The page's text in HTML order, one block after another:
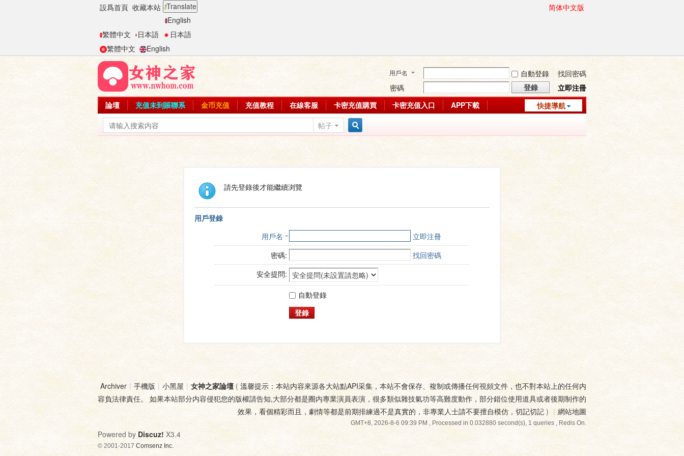
設爲首頁 收藏本站 Translate
English
繁體中文
日本語
日本語
繁體中文
English
简体中文版
用戶名 自動登錄
找回密碼
密碼
登錄
立即注冊
快捷導航
論壇 充值未到賬聯系 金币充值 充值教程 在線客服 卡密充值購買 卡密充值入口
APP下載
帖子
請先登錄後才能繼續浏覽
用戶登錄
用戶名
立即注冊
密碼:
找回密碼
安全提問:
自動登錄
登錄
Archiver | 手機版 | 小黑屋 | 女神之家論壇( 溫馨提示：本站内容來源各大站點API采集，本站不會保存、複制或傳播任何視頻文件，也不對本站上的任何内
容負法律責任。 如果本站部分内容侵犯您的版權請告知,大部分都是圈内專業演員表演，很多類似雜技氣功等高難度動作，部分錯位使用道具或者後期制作的
效果，看個精彩而且，劇情等都是前期排練過不是真實的，非專業人士請不要擅自模仿，切記切記 ) | 網站地圖
GMT+8, 2026-8-6 09:39 PM, Processed in 0.032880 second(s), 1 queries , Redis On.
Powered by Discuz! X3.4
© 2001-2017 Comsenz Inc.